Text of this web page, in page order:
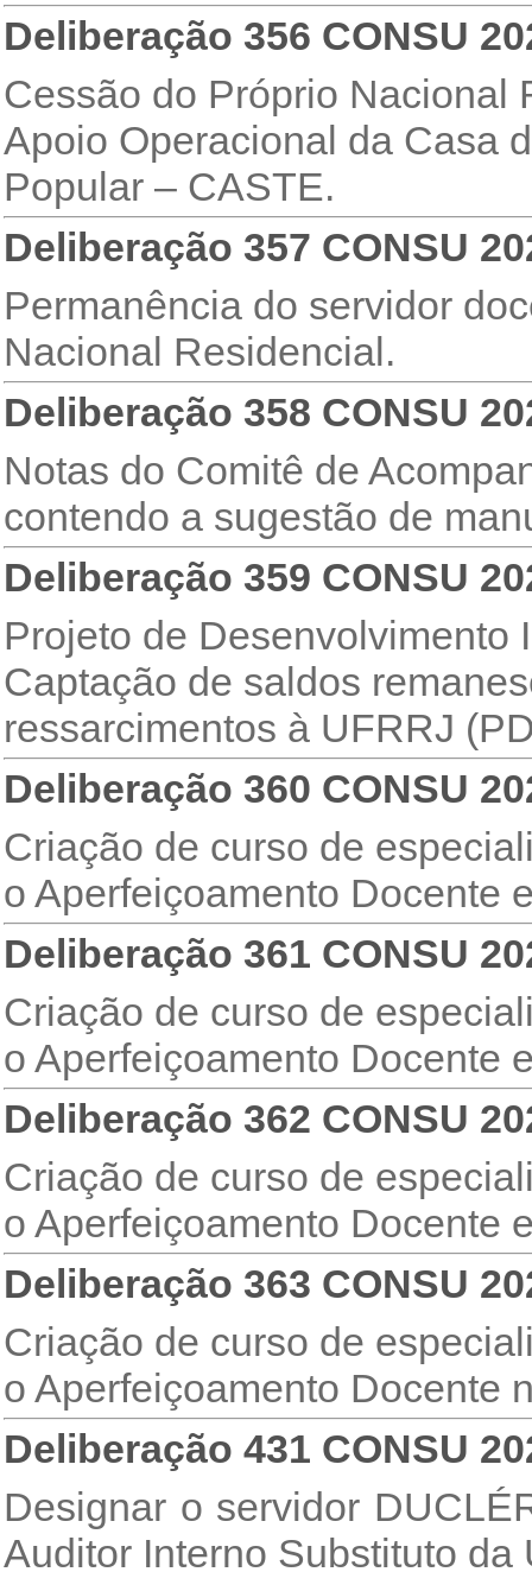
Deliberação 356 CONSU
Cessão do Próprio Nacional
Apoio Operacional da Casa
Popular – CASTE.
Deliberação 357 CONSU
Permanência do servidor
Nacional Residencial.
Deliberação 358 CONSU
Notas do Comitê de
contendo a sugestão de
Deliberação 359 CONSU
Projeto de Desenvolvimento
Captação de saldos
ressarcimentos à UFRRJ
Deliberação 360 CONSU
Criação de curso de
o Aperfeiçoamento Docente
Deliberação 361 CONSU
Criação de curso de
o Aperfeiçoamento Docente
Deliberação 362 CONSU
Criação de curso de
o Aperfeiçoamento Docente
Deliberação 363 CONSU
Criação de curso de
o Aperfeiçoamento Docente
Deliberação 431 CONSU
Designar o servidor
Auditor Interno Substituto